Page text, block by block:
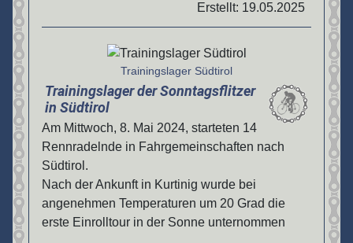
Erstellt: 19.05.2025
Trainingslager Südtirol
Trainingslager der Sonntagsflitzer
in Südtirol
Am Mittwoch, 8. Mai 2024, starteten 14
Rennradelnde in Fahrgemeinschaften nach
Südtirol.
Nach der Ankunft in Kurtinig wurde bei
angenehmen Temperaturen um 20 Grad die
erste Einrolltour in der Sonne unternommen